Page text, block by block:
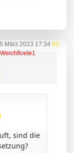
März 2023 17:34 #3
Weichfloete1
sind die